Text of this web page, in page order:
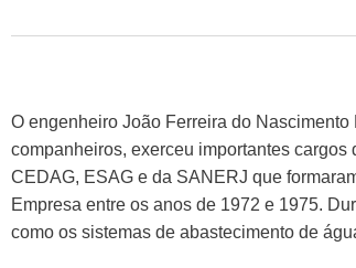
O engenheiro João Ferreira do
companheiros, exerceu importantes
CEDAG, ESAG e da SANERJ que
Empresa entre os anos de 1972 e 1975.
como os sistemas de abastecimento de